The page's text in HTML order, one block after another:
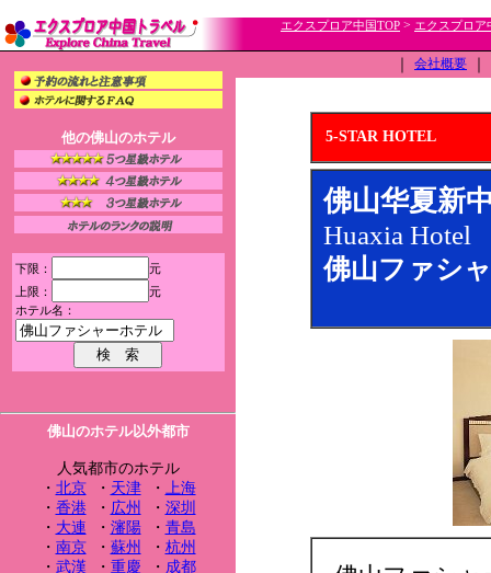
エクスプロア中国TOP > エクスプロア
他の佛山のホテル
下限：
元
上限：
元
ホテル名：
佛山のホテル以外都市
人気都市のホテル
・ 北京・ 天津・ 上海
・ 香港・ 広州 ・ 深圳
・ 大連 ・ 瀋陽・ 青島
・ 南京・ 蘇州 ・ 杭州
・ 武漢 ・ 重慶 ・ 成都
会社概要
5-STAR HOTEL
佛山华夏新
Huaxia Hotel
佛山ファシ